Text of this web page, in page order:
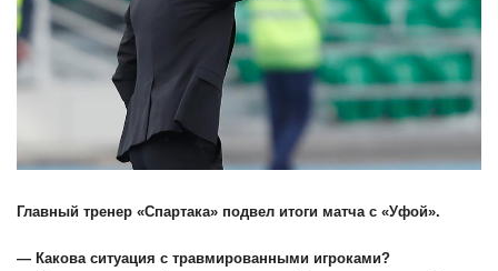
Главный тренер «Спартака» подвел итоги матча с «Уфой».
— Какова ситуация с травмированными игроками?